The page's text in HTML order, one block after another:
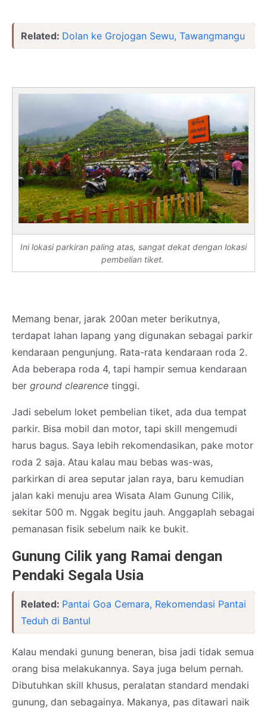
Related: Dolan ke Grojogan Sewu, Tawangmangu
Ini lokasi parkiran paling atas, sangat dekat dengan lokasi
pembelian tiket.
Memang benar, jarak 200an meter berikutnya,
terdapat lahan lapang yang digunakan sebagai parkir
kendaraan pengunjung. Rata-rata kendaraan roda 2.
Ada beberapa roda 4, tapi hampir semua kendaraan
ber ground clearence tinggi.
Jadi sebelum loket pembelian tiket, ada dua tempat
parkir. Bisa mobil dan motor, tapi skill mengemudi
harus bagus. Saya lebih rekomendasikan, pake motor
roda 2 saja. Atau kalau mau bebas was-was,
parkirkan di area seputar jalan raya, baru kemudian
jalan kaki menuju area Wisata Alam Gunung Cilik,
sekitar 500 m. Nggak begitu jauh. Anggaplah sebagai
pemanasan fisik sebelum naik ke bukit.
Gunung Cilik yang Ramai dengan
Pendaki Segala Usia
Related: Pantai Goa Cemara, Rekomendasi Pantai
Teduh di Bantul
Kalau mendaki gunung beneran, bisa jadi tidak semua
orang bisa melakukannya. Saya juga belum pernah.
Dibutuhkan skill khusus, peralatan standard mendaki
gunung, dan sebagainya. Makanya, pas ditawari naik